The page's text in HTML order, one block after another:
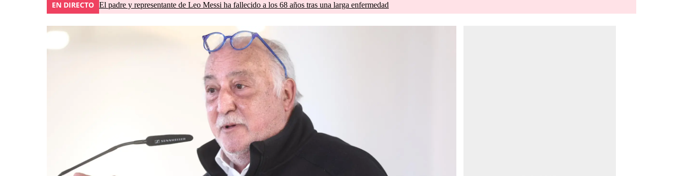
EN DIRECTO El padre y representante de Leo Messi ha fallecido a los 68 años tras una larga enfermedad